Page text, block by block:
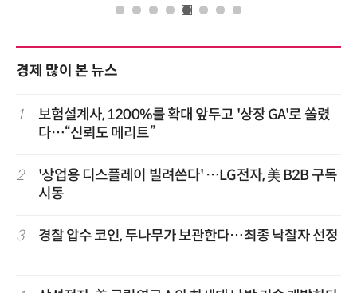
경제 많이 본 뉴스
1
보험설계사, 1200%룰 확대 앞두고 '상장 GA'로 쏠렸
다…“신뢰도 메리트”
2
'상업용 디스플레이 빌려쓴다' …LG전자, 美 B2B 구독
시동
3 경찰 압수 코인, 두나무가 보관한다…최종 낙찰자 선정